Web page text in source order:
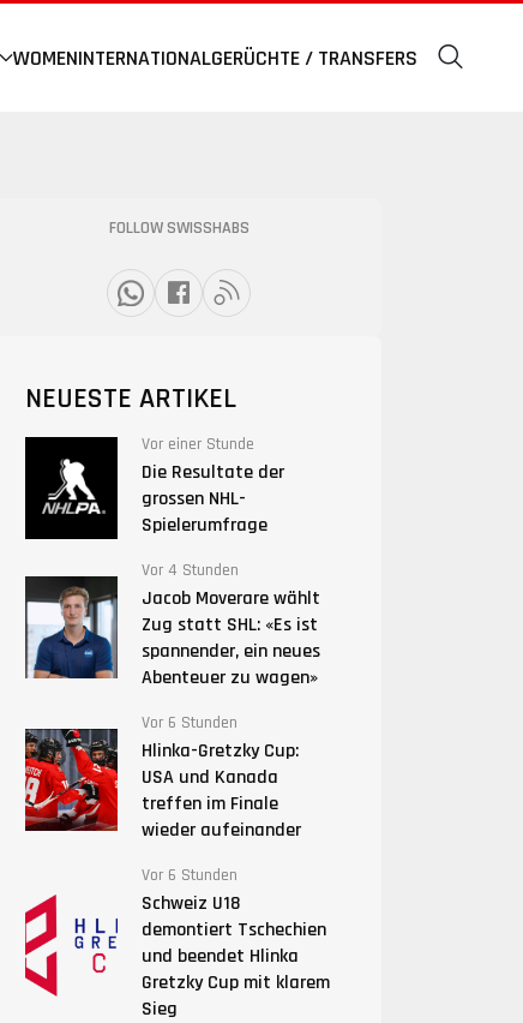
WOMENINTERNATIONALGERÜCHTE / TRANSFERS
FOLLOW SWISSHABS
NEUESTE ARTIKEL
Vor einer Stunde
Die Resultate der
grossen NHL-
Spielerumfrage
Vor 4 Stunden
Jacob Moverare wählt
Zug statt SHL: «Es ist
spannender, ein neues
Abenteuer zu wagen»
Vor 6 Stunden
Hlinka-Gretzky Cup:
USA und Kanada
treffen im Finale
wieder aufeinander
Vor 6 Stunden
Schweiz U18
demontiert Tschechien
und beendet Hlinka
Gretzky Cup mit klarem
Sieg